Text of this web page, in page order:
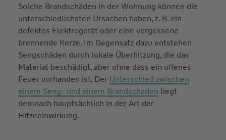
Solche Brandschäden in der Wohnung können die
unterschiedlichsten Ursachen haben, z. B. ein
defektes Elektrogerät oder eine vergessene
brennende Kerze. Im Gegensatz dazu entstehen
Sengschäden durch lokale Überhitzung, die das
Material beschädigt, aber ohne dass ein offenes
Feuer vorhanden ist. Der Unterschied zwischen
einem Seng- und einem Brandschaden liegt
demnach hauptsächlich in der Art der
Hitzeeinwirkung.